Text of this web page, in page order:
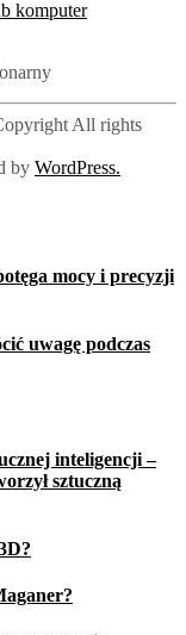
All rights
by WordPress.
mocy i precyzji
uwagę podczas
inteligencji –
sztuczną